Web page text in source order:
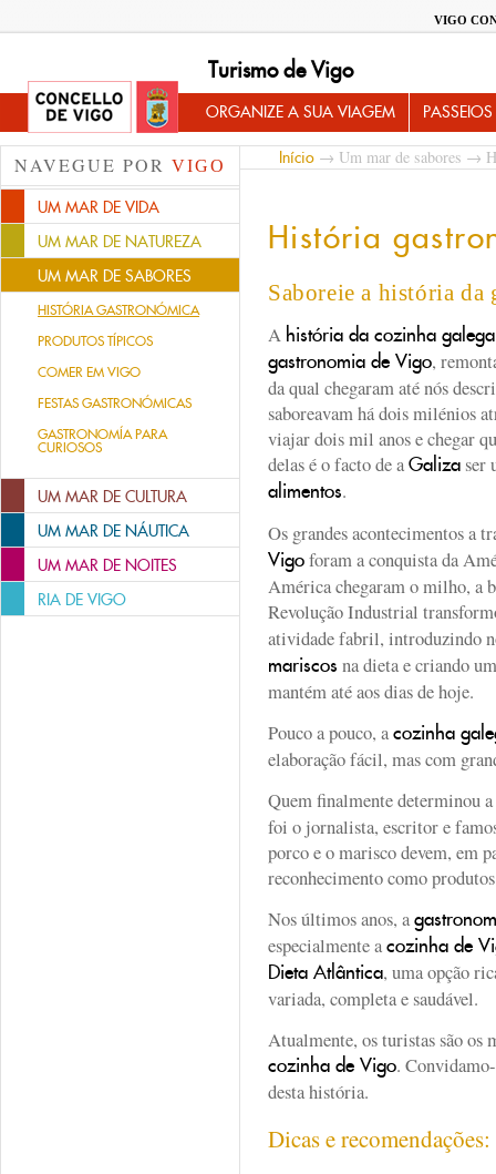
VIGO
Turismo de Vigo
ORGANIZE A SUA VIAGEM
NAVEGUE POR VIGO
UM MAR DE VIDA
UM MAR DE NATUREZA
UM MAR DE SABORES
HISTÓRIA GASTRONÓMICA
PRODUTOS TÍPICOS
COMER EM VIGO
FESTAS GASTRONÓMICAS
GASTRONOMÍA PARA
CURIOSOS
UM MAR DE CULTURA
UM MAR DE NÁUTICA
UM MAR DE NOITES
RIA DE VIGO
Início → Um mar de sabores →
História
Saboreie a história
A história da cozinha
gastronomia de Vigo,
da qual chegaram até nós
saboreavam há dois milénios
viajar dois mil anos e chegar
delas é o facto de aGaliza ser
alimentos.
Os grandes acontecimentos a
Vigoforam a conquista da
América chegaram o milho, a
Revolução Industrial
atividade fabril, introduzindo
mariscos na dieta e criando
mantém até aos dias de hoje.
Pouco a pouco, acozinha
elaboração fácil, mas com
Quem finalmente determinou
foi o jornalista, escritor e
porco e o marisco devem, em
reconhecimento como
Nos últimos anos, a
especialmente acozinha de
Dieta Atlântica, uma opção
variada, completa e saudável.
Atualmente, os turistas são os
cozinha de Vigo.
desta história.
Dicas e